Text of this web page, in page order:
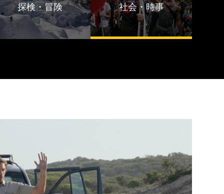
探検・冒険 社会・時事